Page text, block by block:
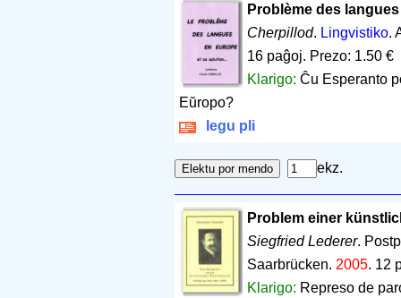
Problème des
Cherpillod. Lingvistiko.
16 paĝoj. Prezo: 1.50 €
Klarigo: Ĉu Esperanto
Eŭropo?
legu pli
ekz.
Problem einer
Siegfried Lederer.
Saarbrücken. 2005. 12
Klarigo: Represo de